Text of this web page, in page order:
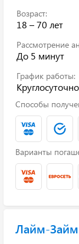
Возраст:
18 – 70 лет
Рассмотрение
До 5 минут
График работы:
Круглосуточно
Способы
Варианты
Лайм-Займ